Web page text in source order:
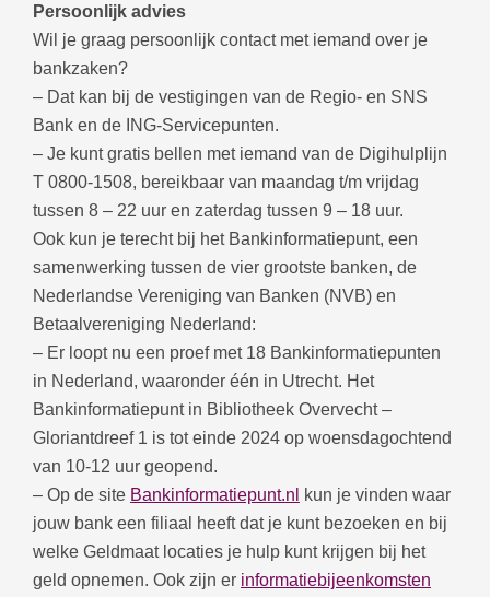
Persoonlijk advies
Wil je graag persoonlijk contact met iemand over je
bankzaken?
– Dat kan bij de vestigingen van de Regio- en SNS
Bank en de ING-Servicepunten.
– Je kunt gratis bellen met iemand van de Digihulplijn
T 0800-1508, bereikbaar van maandag t/m vrijdag
tussen 8 – 22 uur en zaterdag tussen 9 – 18 uur.
Ook kun je terecht bij het Bankinformatiepunt, een
samenwerking tussen de vier grootste banken, de
Nederlandse Vereniging van Banken (NVB) en
Betaalvereniging Nederland:
– Er loopt nu een proef met 18 Bankinformatiepunten
in Nederland, waaronder één in Utrecht. Het
Bankinformatiepunt in Bibliotheek Overvecht –
Gloriantdreef 1 is tot einde 2024 op woensdagochtend
van 10-12 uur geopend.
– Op de site Bankinformatiepunt.nl
kun je vinden waar
jouw bank een filiaal heeft dat je kunt bezoeken en bij
welke Geldmaat locaties je hulp kunt krijgen bij het
geld opnemen. Ook zijn er informatiebijeenkomsten